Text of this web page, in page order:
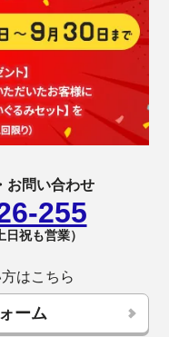
お問い合わせ
255
祝も営業）
はこちら
ーム